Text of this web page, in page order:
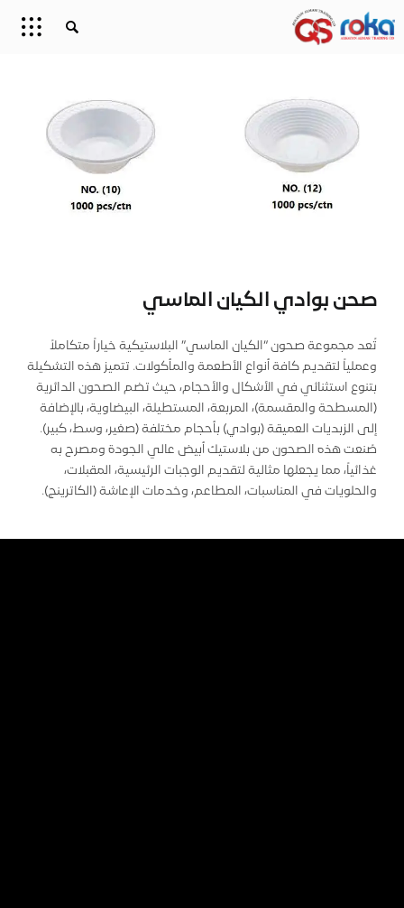
صحن بوادي الكيان الماسي
تُعد مجموعة صحون “الكيان الماسي” البلاستيكية خياراً متكاملاً
وعملياً لتقديم كافة أنواع الأطعمة والمأكولات. تتميز هذه التشكيلة
بتنوع استثنائي في الأشكال والأحجام، حيث تضم الصحون الدائرية
(المسطحة والمقسمة)، المربعة، المستطيلة، البيضاوية، بالإضافة
إلى الزبديات العميقة (بوادي) بأحجام مختلفة (صغير، وسط، كبير).
صُنعت هذه الصحون من بلاستيك أبيض عالي الجودة ومصرح به
غذائياً، مما يجعلها مثالية لتقديم الوجبات الرئيسية، المقبلات،
والحلويات في المناسبات، المطاعم، وخدمات الإعاشة (الكاترينج).